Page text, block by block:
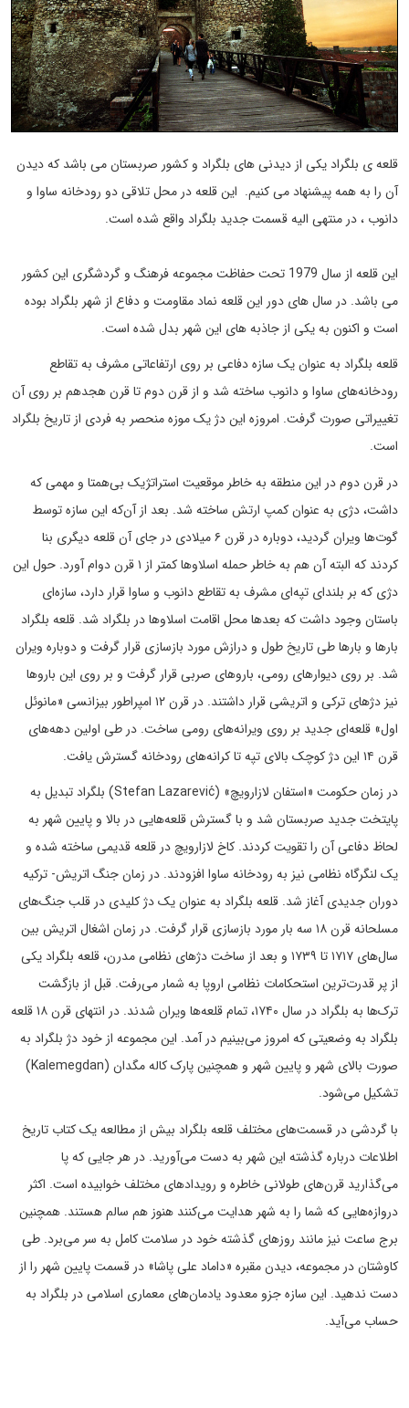
قلعه ی بلگراد یکی از دیدنی های بلگراد و کشور صربستان می باشد که دیدن
آن را به همه پیشنهاد می کنیم. این قلعه در محل تلاقی دو رودخانه ساوا و
دانوب ، در منتهی الیه قسمت جدید بلگراد واقع شده است.
این قلعه از سال 1979 تحت حفاظت مجموعه فرهنگ و گردشگری این کشور
می باشد. در سال های دور این قلعه نماد مقاومت و دفاع از شهر بلگراد بوده
است و اکنون به یکی از جاذبه های این شهر بدل شده است.
قلعه بلگراد به عنوان یک سازه دفاعی بر روی ارتفاعاتی مشرف به تقاطع
رودخانه‌های ساوا و دانوب ساخته شد و از قرن دوم تا قرن هجدهم بر روی آن
تغییراتی صورت گرفت. امروزه این دژ یک موزه منحصر به فردی از تاریخ بلگراد
است.
در قرن دوم در این منطقه به خاطر موقعیت استراتژیک بی‌همتا و مهمی که
داشت، دژی به عنوان کمپ ارتش ساخته شد. بعد از آن‌که این سازه توسط
گوت‌ها ویران گردید، دوباره در قرن ۶ میلادی در جای آن قلعه دیگری بنا
کردند که البته آن هم به خاطر حمله اسلاوها کمتر از ۱ قرن دوام آورد. حول این
دژی که بر بلندای تپه‌ای مشرف به تقاطع دانوب و ساوا قرار دارد، سازه‌ای
باستان وجود داشت که بعدها محل اقامت اسلاوها در بلگراد شد. قلعه بلگراد
بارها و بارها طی تاریخ طول و درازش مورد بازسازی قرار گرفت و دوباره ویران
شد. بر روی دیوارهای رومی، باروهای صربی قرار گرفت و بر روی این باروها
نیز دژهای ترکی و اتریشی قرار داشتند. در قرن ۱۲ امپراطور بیزانسی «مانوئل
اول» قلعه‌ای جدید بر روی ویرانه‌های رومی ساخت. در طی اولین دهه‌های
قرن ۱۴ این دژ کوچک بالای تپه تا کرانه‌های رودخانه گسترش یافت.
در زمان حکومت «استفان لازارویچ» (Stefan Lazarević) بلگراد تبدیل به
پایتخت جدید صربستان شد و با گسترش قلعه‌هایی در بالا و پایین شهر به
لحاظ دفاعی آن را تقویت کردند. کاخ لازارویچ در قلعه قدیمی ساخته شده و
یک لنگرگاه نظامی نیز به رودخانه ساوا افزودند. در زمان جنگ اتریش- ترکیه
دوران جدیدی آغاز شد. قلعه بلگراد به عنوان یک دژ کلیدی در قلب جنگ‌های
مسلحانه قرن ۱۸ سه بار مورد بازسازی قرار گرفت. در زمان اشغال اتریش بین
سال‌های ۱۷۱۷ تا ۱۷۳۹ و بعد از ساخت دژ‌های نظامی مدرن، قلعه بلگراد یکی
از پر قدرت‌ترین استحکامات نظامی اروپا به شمار می‌رفت. قبل از بازگشت‌
ترک‌ها به بلگراد در سال ۱۷۴۰، تمام قلعه‌ها ویران شدند. در انتهای قرن ۱۸ قلعه
بلگراد به وضعیتی که امروز می‌بینیم در آمد. این مجموعه از خود دژ بلگراد به
صورت بالای شهر و پایین شهر و همچنین پارک کاله مگدان (Kalemegdan)
تشکیل می‌شود.
با گردشی در قسمت‌های مختلف قلعه بلگراد بیش از مطالعه یک کتاب تاریخ
اطلاعات درباره گذشته این شهر به دست می‌آورید. در هر جایی که پا
می‌گذارید قرن‌های طولانی خاطره و رویدادهای مختلف خوابیده است. اکثر
دروازه‌هایی که شما را به شهر هدایت می‌کنند هنوز هم سالم هستند. همچنین
برج ساعت نیز مانند روزهای گذشته خود در سلامت کامل به سر می‌برد. طی
کاوشتان در مجموعه، دیدن مقبره «داماد علی پاشا» در قسمت پایین شهر را از
دست ندهید. این سازه جزو معدود یادمان‌های معماری اسلامی در بلگراد به
حساب می‌آید.